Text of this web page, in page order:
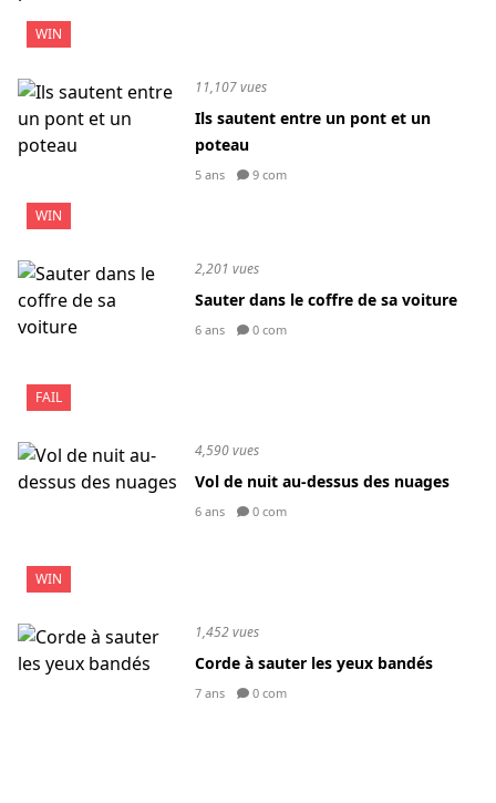
WIN
WIN
11,107 vues
Ils sautent entre un pont et un
poteau
5 ans 9 com
FAIL
2,201 vues
Sauter dans le coffre de sa voiture
6 ans 0 com
WIN
4,590 vues
Vol de nuit au-dessus des nuages
6 ans 0 com
1,452 vues
Corde à sauter les yeux bandés
7 ans 0 com